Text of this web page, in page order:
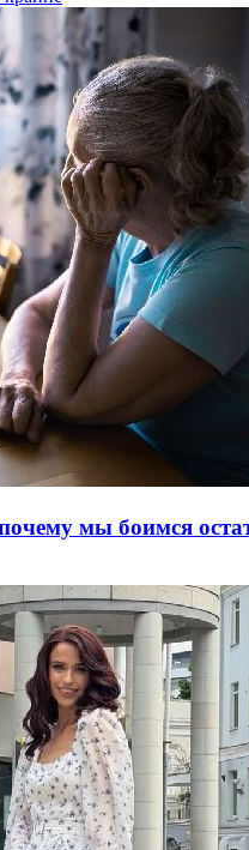
мы боимся